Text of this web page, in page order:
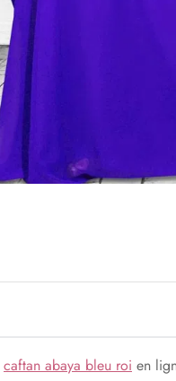
caftan abaya bleu roi en